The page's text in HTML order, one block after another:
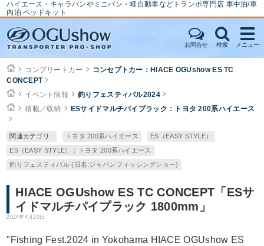
ハイエース・キャラバンやミニバン・軽自動車などトランポ専門店 車中泊/車
内泊 ベッドキット
お問合せ 検索 メニュー
コンプリートカー
コンセプトカー：HIACE OGUshow ES TC
CONCEPT
イベント情報
釣りフェスティバル2024
積載／収納
ESサイドマルチパイプラック：トヨタ 200系ハイエース
関連カテゴリ : トヨタ 200系ハイエース
ES（EASY STYLE）
ES（EASY STYLE）：トヨタ 200系ハイエース
釣りフェスティバル (旧名:ジャパンフィッシングショー)
HIACE OGUshow ES TC CONCEPT「ESサ
イドマルチパイプラック 1800mm」
2024年4月20日
"Fishing Fest.2024 in Yokohama HIACE OGUshow ES